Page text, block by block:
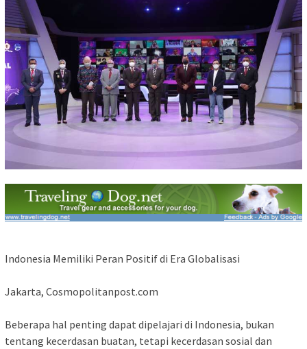
Indonesia Memiliki Peran Positif di Era Globalisasi
Jakarta, Cosmopolitanpost.com
Beberapa hal penting dapat dipelajari di Indonesia, bukan
tentang kecerdasan buatan, tetapi kecerdasan sosial dan